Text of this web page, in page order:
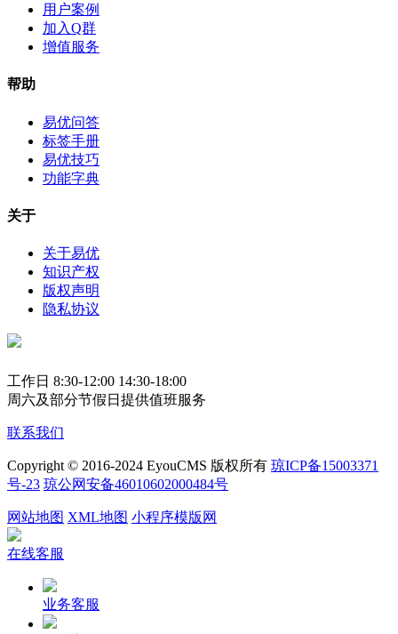
用户案例
加入Q群
增值服务
帮助
易优问答
标签手册
易优技巧
功能字典
关于
关于易优
知识产权
版权声明
隐私协议
工作日 8:30-12:00 14:30-18:00
周六及部分节假日提供值班服务
联系我们
Copyright © 2016-2024 EyouCMS 版权所有 琼ICP备15003371
号-23 琼公网安备46010602000484号
网站地图 XML地图 小程序模版网
在线客服
业务客服